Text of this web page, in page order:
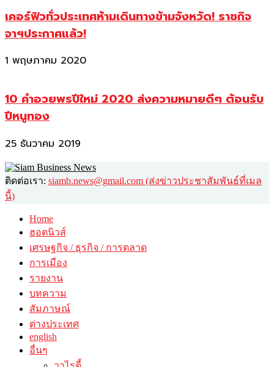
เคอร์ฟิวทั่วประเทศห้ามเดินทางข้ามจังหวัด! ราชกิจ
จาฯประกาศแล้ว!
1 พฤษภาคม 2020
10 คำอวยพรปีใหม่ 2020 ส่งความหมายดีๆ ต้อนรับ
ปีหนูทอง
25 ธันวาคม 2019
ติดต่อเรา: siamb.news@gmail.com (ส่งข่าวประชาสัมพันธ์ที่เมล
นี้)
Home
ฮอตนิวส์
เศรษฐกิจ / ธุรกิจ / การตลาด
การเมือง
รายงาน
บทความ
สัมภาษณ์
ต่างประเทศ
english
อื่นๆ